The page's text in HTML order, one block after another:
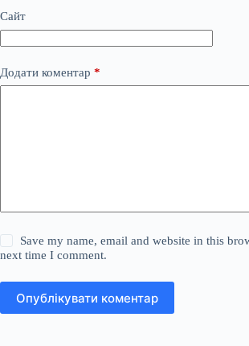
Сайт
Додати коментар *
Save my name, email and website in this
next time I comment.
Опублікувати коментар